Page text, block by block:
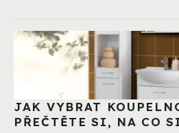
JAK VYBRAT
PŘEČTĚTE SI, NA CO